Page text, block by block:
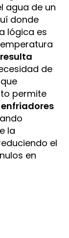
agua de un
donde
lógica es
de
permite
enfriadores
la
el
en